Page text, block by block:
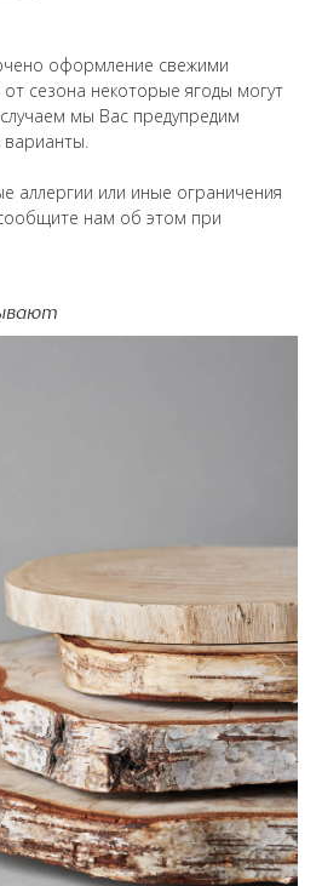
оформление свежими
сезона некоторые ягоды могут
мы Вас предупредим
аллергии или иные ограничения
нам об этом при